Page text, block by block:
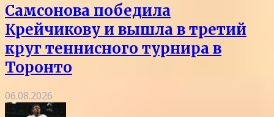
Самсонова победила
Крейчикову и вышла в третий
круг теннисного турнира в
Торонто
06.08.2026